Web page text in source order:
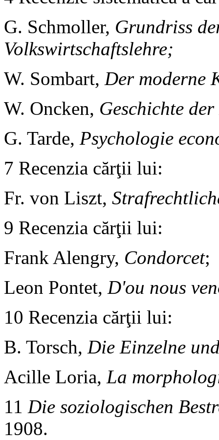
G. Schmoller, Grundriss
Volkswirtschaftslehre;
W. Sombart, Der moderne
W. Oncken, Geschichte
G. Tarde, Psychologie
7 Recenzia cărţii lui:
Fr. von Liszt,
9 Recenzia cărţii lui:
Frank Alengry, Condorcet;
Leon Pontet, D'ou nous
10 Recenzia cărţii lui:
B. Torsch, Die Einzelne
Acille Loria, La
11 Die soziologischen
1908.